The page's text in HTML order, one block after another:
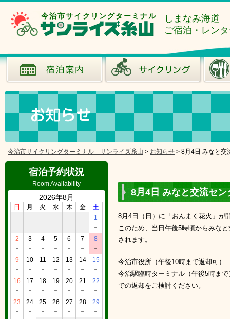
今治市サイクリングターミナル
しまなみ海道
ご宿泊・レン
今治市サイクリングターミナル サンライズ糸山 > お知らせ > 8月4日 みなと交
宿泊予約状況
Room Availability
2026年8月
日 月 火 水 木 金
土
1
－
2
－
3
－
4
－
5
－
6
－
7
－
8
－
9
－
10
－
11
－
12
－
13
－
14
－
15
－
16
－
17
－
18
－
19
－
20
－
21
－
22
－
23
－
24
－
25
－
26
－
27
－
28
－
29
－
8月4日 みなと交流セ
8月4日（日）に「おんまく花火」が
このため、当日午後5時頃からみな
されます。
今治市役所（午後10時まで返却可）
今治駅臨時ターミナル（午後5時まで
での返却をご検討ください。